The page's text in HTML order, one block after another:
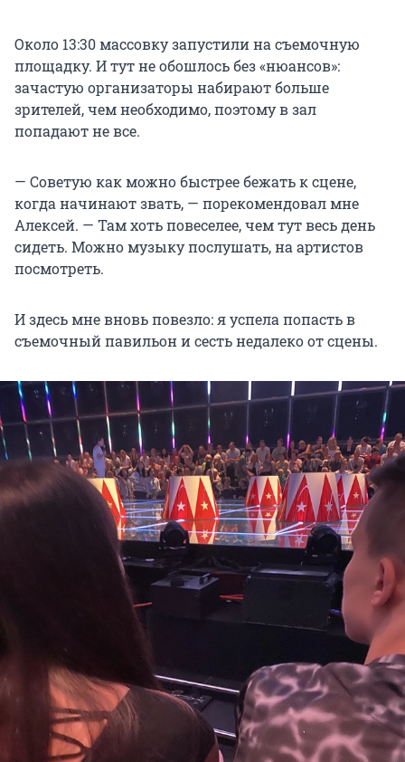
Около 13:30 массовку запустили на съемочную
площадку. И тут не обошлось без «нюансов»:
зачастую организаторы набирают больше
зрителей, чем необходимо, поэтому в зал
попадают не все.
— Советую как можно быстрее бежать к сцене,
когда начинают звать, — порекомендовал мне
Алексей. — Там хоть повеселее, чем тут весь день
сидеть. Можно музыку послушать, на артистов
посмотреть.
И здесь мне вновь повезло: я успела попасть в
съемочный павильон и сесть недалеко от сцены.